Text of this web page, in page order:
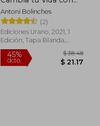
Inteligencia, Voluntad,
Bondad y Actitud
Positiva
Antoni Bolinches
(2)
Ediciones Urano, 2021, 1
Edición, Tapa Blanda,
Nuevo